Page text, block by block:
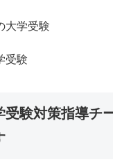
大学受験
受験
受験対策指導チ